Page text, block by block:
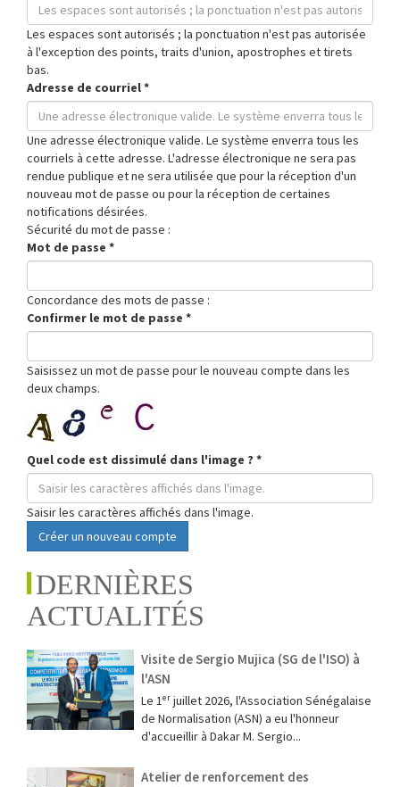
Les espaces sont autorisés ; la ponctuation n'est pas autorisée
à l'exception des points, traits d'union, apostrophes et tirets
bas.
Adresse de courriel*
Une adresse électronique valide. Le système enverra tous les
courriels à cette adresse. L'adresse électronique ne sera pas
rendue publique et ne sera utilisée que pour la réception d'un
nouveau mot de passe ou pour la réception de certaines
notifications désirées.
Sécurité du mot de passe :
Mot de passe *
Concordance des mots de passe :
Confirmer le mot de passe *
Saisissez un mot de passe pour le nouveau compte dans les
deux champs.
Quel code est dissimulé dans l'image ? *
Saisir les caractères affichés dans l'image.
Créer un nouveau compte
DERNIÈRES
ACTUALITÉS
Visite de Sergio Mujica (SG de l'ISO) à
l'ASN
Le 1ᵉʳ juillet 2026, l'Association Sénégalaise
de Normalisation (ASN) a eu l'honneur
d'accueillir à Dakar M. Sergio...
Atelier de renforcement des